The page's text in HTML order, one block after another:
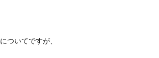
ついてですが、